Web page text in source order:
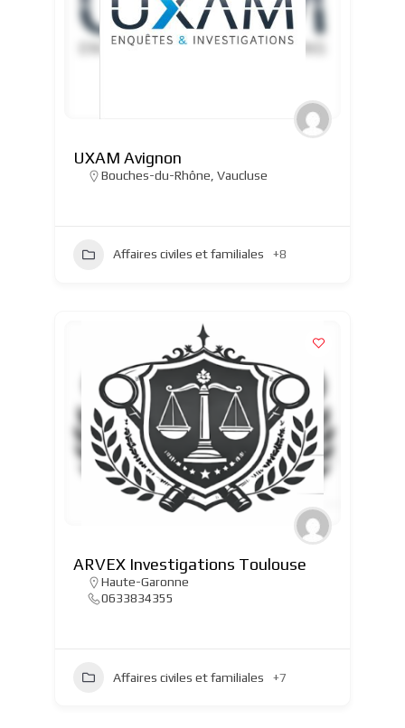
UXAM Avignon
Bouches-du-Rhône Vaucluse
Affaires civiles et familiales +8
ARVEX Investigations Toulouse
Haute-Garonne
0633834355
Affaires civiles et familiales +7